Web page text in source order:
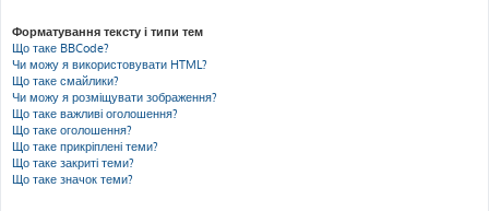
Форматування тексту і типи тем
Що таке BBCode?
Чи можу я використовувати HTML?
Що таке смайлики?
Чи можу я розміщувати зображення?
Що таке важливі оголошення?
Що таке оголошення?
Що таке прикріплені теми?
Що таке закриті теми?
Що таке значок теми?